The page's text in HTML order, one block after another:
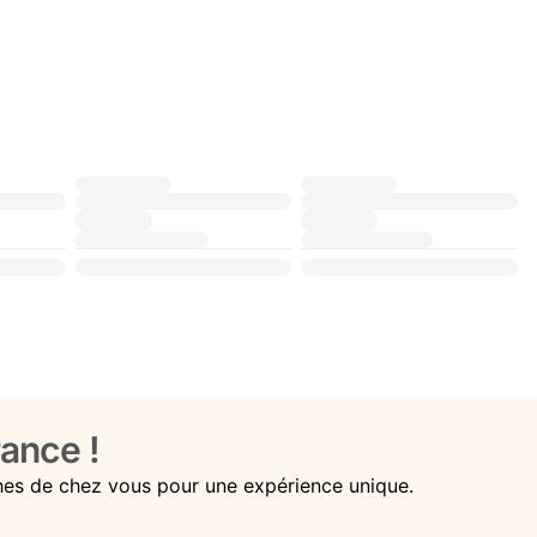
!
de chez vous pour une expérience unique.